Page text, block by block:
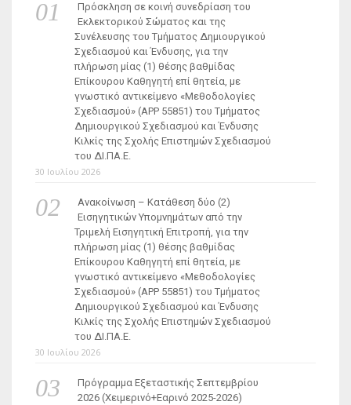
Πρόσκληση σε κοινή συνεδρίαση του
Εκλεκτορικού Σώματος και της
Συνέλευσης του Τμήματος Δημιουργικού
Σχεδιασμού και Ένδυσης, για την
πλήρωση μίας (1) θέσης βαθμίδας
Επίκουρου Καθηγητή επί θητεία, με
γνωστικό αντικείμενο «Μεθοδολογίες
Σχεδιασμού» (ΑΡΡ 55851) του Τμήματος
Δημιουργικού Σχεδιασμού και Ένδυσης
Κιλκίς της Σχολής Επιστημών Σχεδιασμού
του ΔΙ.ΠΑ.Ε.
30 Ιουλίου 2026
Ανακοίνωση – Κατάθεση δύο (2)
Εισηγητικών Υπομνημάτων από την
Τριμελή Εισηγητική Επιτροπή, για την
πλήρωση μίας (1) θέσης βαθμίδας
Επίκουρου Καθηγητή επί θητεία, με
γνωστικό αντικείμενο «Μεθοδολογίες
Σχεδιασμού» (ΑΡΡ 55851) του Τμήματος
Δημιουργικού Σχεδιασμού και Ένδυσης
Κιλκίς της Σχολής Επιστημών Σχεδιασμού
του ΔΙ.ΠΑ.Ε.
30 Ιουλίου 2026
Πρόγραμμα Εξεταστικής Σεπτεμβρίου
2026 (Χειμερινό+Εαρινό 2025-2026)